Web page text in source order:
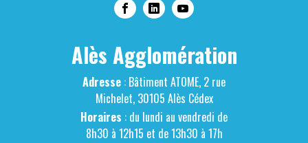
Alès Agglomération
Adresse : Bâtiment ATOME, 2 rue
Michelet, 30105 Alès Cédex
Horaires : du lundi au vendredi de
8h30 à 12h15 et de 13h30 à 17h